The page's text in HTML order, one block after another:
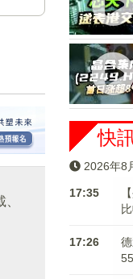
快
2026年8
17:35
17:26